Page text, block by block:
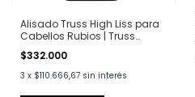
Alisado Truss High Liss para
Cabellos Rubios | Truss
Professional | 650 ml
$332.000
3 x $110.666,67 sin interés